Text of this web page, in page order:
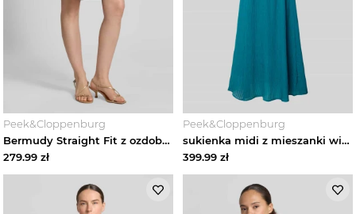
Peek&Cloppenburg
Bermudy Straight Fit z ozdobną sprzączką Zero Granatowy
279.99 zł
Peek&Cloppenburg
sukienka midi z mieszanki wiskozy z marszczonymi detalami Zero Jasnoniebieski
399.99 zł